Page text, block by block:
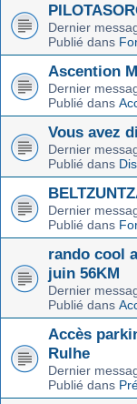
Dernier
Publié dans
Ascention
Dernier
Publié dans
Vous avez
Dernier
Publié dans
Dernier
Publié dans
rando cool
juin 56KM
Dernier
Publié dans
Accès
Rulhe
Dernier
Publié dans